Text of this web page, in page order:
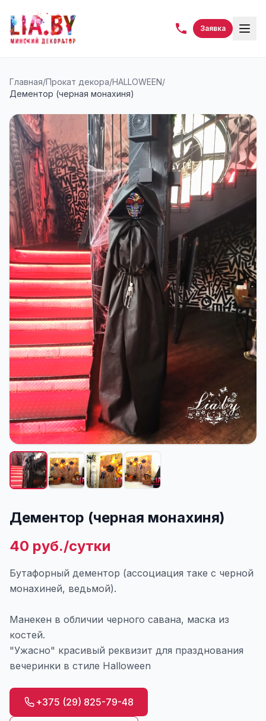
Заявка
Главная/Прокат декора/HALLOWEEN/
Дементор (черная монахиня)
Дементор (черная монахиня)
40 руб./сутки
Бутафорный дементор (ассоциация таке с черной
монахиней, ведьмой).
Манекен в обличии черного савана, маска из
костей.
"Ужасно" красивый реквизит для празднования
вечеринки в стиле Halloween
+375 (29) 825-79-48